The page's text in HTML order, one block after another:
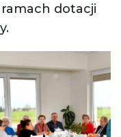
dotacji